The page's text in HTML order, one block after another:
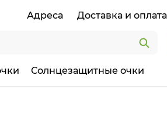
Адреса Доставка и оплата
Солнцезащитные очки